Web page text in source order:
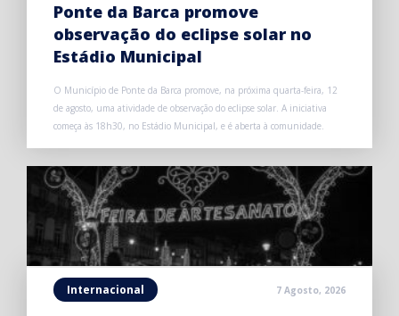
Ponte da Barca promove
observação do eclipse solar no
Estádio Municipal
O Município de Ponte da Barca promove, na próxima quarta-feira, 12
de agosto, uma atividade de observação do eclipse solar. A iniciativa
começa às 18h30, no Estádio Municipal, e é aberta à comunidade.
Internacional 7 Agosto, 2026